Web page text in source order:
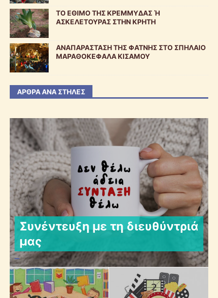
ΤΟ ΕΘΙΜΟ ΤΗΣ ΚΡΕΜΜΥΔΑΣ Ή
ΑΣΚΕΛΕΤΟΥΡΑΣ ΣΤΗΝ ΚΡΗΤΗ
ΑΝΑΠΑΡΑΣΤΑΣΗ ΤΗΣ ΦΑΤΝΗΣ ΣΤΟ ΣΠΗΛΑΙΟ
ΜΑΡΑΘΟΚΕΦΑΛΑ ΚΙΣΑΜΟΥ
ΆΡΘΡΑ ΑΝΆ ΣΤΉΛΕΣ
Συνέντευξη με τη διευθύντριά
μας